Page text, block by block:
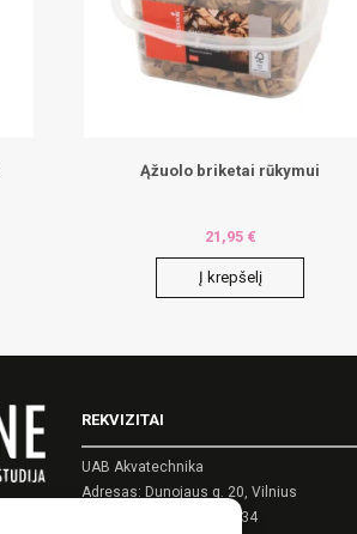
Ąžuolo briketai rūkymui
21,95 €
Į krepšelį
REKVIZITAI
UAB Akvatechnika
Adresas: Dunojaus g. 20, Vilnius
Įmonės kodas: 124389034